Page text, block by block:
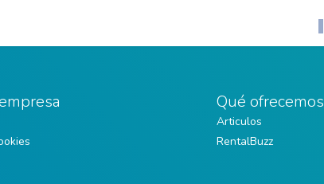
Qué ofrecemos
Articulos
RentalBuzz